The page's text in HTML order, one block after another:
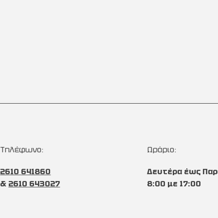
Τηλέφωνο:
2610 641860
& 2610 643027
Ωράριο:
Δευτέρα έως
8:00 με 17:00